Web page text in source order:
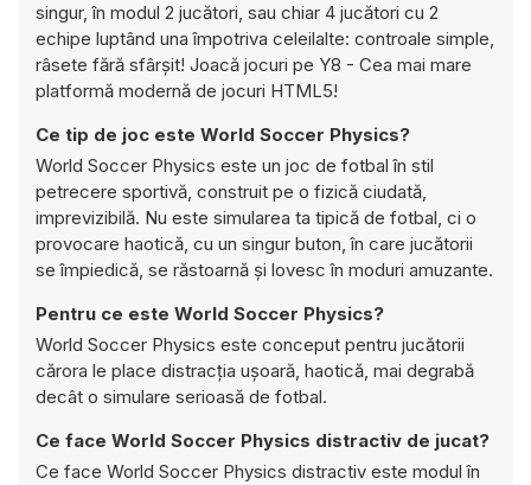
singur, în modul 2 jucători, sau chiar 4 jucători cu 2
echipe luptând una împotriva celeilalte: controale simple,
râsete fără sfârșit! Joacă jocuri pe Y8 - Cea mai mare
platformă modernă de jocuri HTML5!
Ce tip de joc este World Soccer Physics?
World Soccer Physics este un joc de fotbal în stil
petrecere sportivă, construit pe o fizică ciudată,
imprevizibilă. Nu este simularea ta tipică de fotbal, ci o
provocare haotică, cu un singur buton, în care jucătorii
se împiedică, se răstoarnă și lovesc în moduri amuzante.
Pentru ce este World Soccer Physics?
World Soccer Physics este conceput pentru jucătorii
cărora le place distracția ușoară, haotică, mai degrabă
decât o simulare serioasă de fotbal.
Ce face World Soccer Physics distractiv de jucat?
Ce face World Soccer Physics distractiv este modul în